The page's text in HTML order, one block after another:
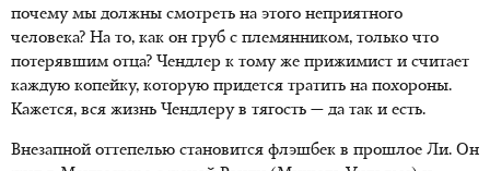
почему мы должны смотреть на этого неприятного
человека? На то, как он груб с племянником, только что
потерявшим отца? Чендлер к тому же прижимист и считает
каждую копейку, которую придется тратить на похороны.
Кажется, вся жизнь Чендлеру в тягость — да так и есть.
Внезапной оттепелью становится флэшбек в прошлое Ли. Он